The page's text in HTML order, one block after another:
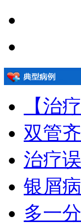
【治
双管
治疗
银屑
多一